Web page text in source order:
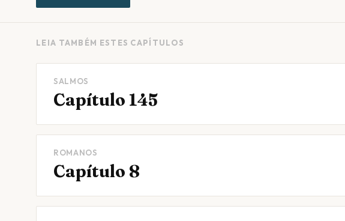
LEIA TAMBÉM ESTES CAPÍTULOS
SALMOS
Capítulo 145
ROMANOS
Capítulo 8